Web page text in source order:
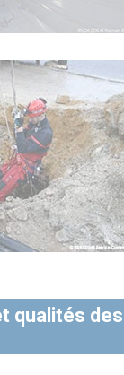
qualités